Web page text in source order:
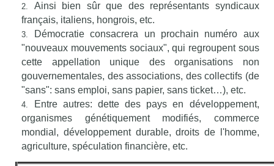
Ainsi bien sûr que des représentants syndicaux
français, italiens, hongrois, etc.
Démocratie consacrera un prochain numéro aux
"nouveaux mouvements sociaux", qui regroupent sous
cette appellation unique des organisations non
gouvernementales, des associations, des collectifs (de
"sans": sans emploi, sans papier, sans ticket…), etc.
Entre autres: dette des pays en développement,
organismes génétiquement modifiés, commerce
mondial, développement durable, droits de l'homme,
agriculture, spéculation financière, etc.